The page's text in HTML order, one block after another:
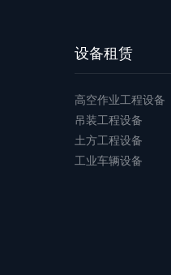
设备租赁
高空作业工程设备
吊装工程设备
土方工程设备
工业车辆设备